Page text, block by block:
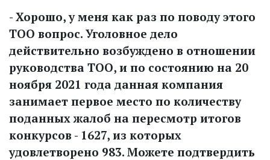
- Хорошо, у меня как раз по поводу этого
ТОО вопрос. Уголовное дело
действительно возбуждено в отношении
руководства ТОО, и по состоянию на 20
ноября 2021 года данная компания
занимает первое место по количеству
поданных жалоб на пересмотр итогов
конкурсов - 1627, из которых
удовлетворено 983. Можете подтвердить